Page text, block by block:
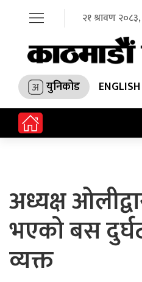
२१ श्रावण २०८३,
युनिकोड ENGLISH
अध्यक्ष
भएको बस
व्यक्त